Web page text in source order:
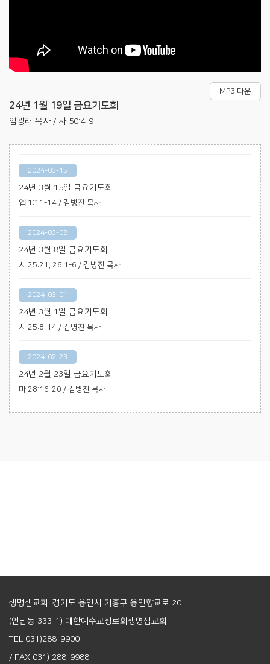
MP3 다운
24년 1월 19일 금요기도회
임광래 목사 / 사 50:4-9
2024-03-15
24년 3월 15일 금요기도회
엡 1:11-14 / 김병진 목사
2024-03-08
24년 3월 8일 금요기도회
시 25:21, 26:1-6 / 김병진 목사
2024-03-01
24년 3월 1일 금요기도회
시 25:8-14 / 김병진 목사
2024-02-23
24년 2월 23일 금요기도회
마 28:16-20 / 김병진 목사
생명샘교회: 경기도 용인시 기흥구 용인향교로 20
(언남동 333-1) 대한예수교장로회생명샘교회
TEL 031)288-9900
/ FAX 031) 288-9988